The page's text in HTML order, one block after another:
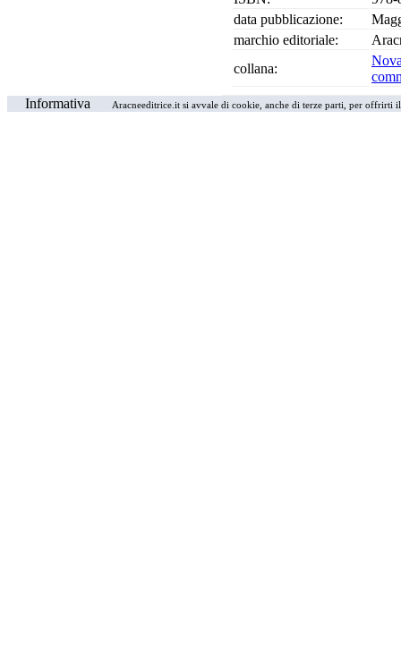
data pubblicazione:
marchio editoriale:
collana:
Informativa
Aracneeditrice.it si avvale di cookie, anche di terze parti, per